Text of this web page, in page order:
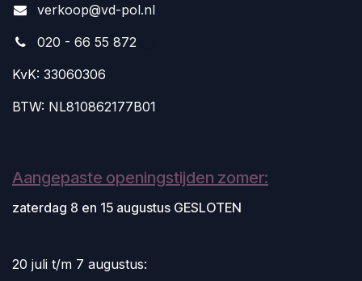
verkoop@vd-pol.nl
020 - 66 55 872
KvK: 33060306
BTW: NL810862177B01
Aangepaste openingstijden zomer:
zaterdag 8 en 15 augustus GESLOTEN
20 juli t/m 7 augustus: